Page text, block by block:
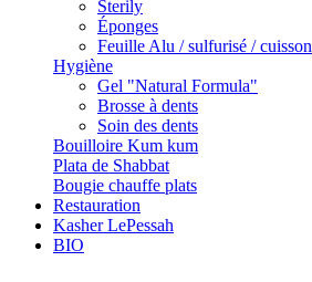
Sterily
Éponges
Feuille Alu / sulfurisé / cuisson
Hygiène
Gel "Natural Formula"
Brosse à dents
Soin des dents
Bouilloire Kum kum
Plata de Shabbat
Bougie chauffe plats
Restauration
Kasher LePessah
BIO